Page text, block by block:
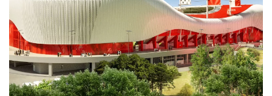
Voir plus